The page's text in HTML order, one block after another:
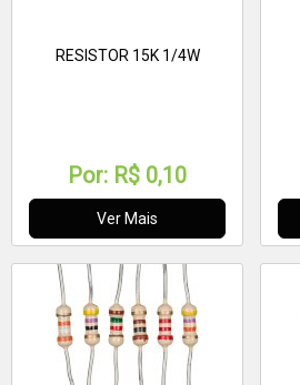
RESISTOR 15K 1/4W
Por: R$ 0,10
Ver Mais